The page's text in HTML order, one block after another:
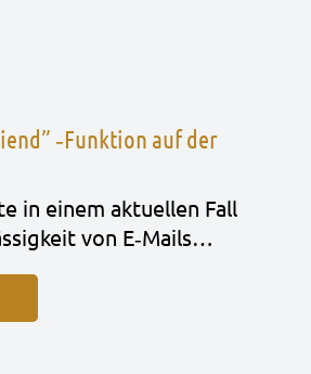
‑Funktion auf der
in einem aktu­el­len Fall
von E‑Mails…